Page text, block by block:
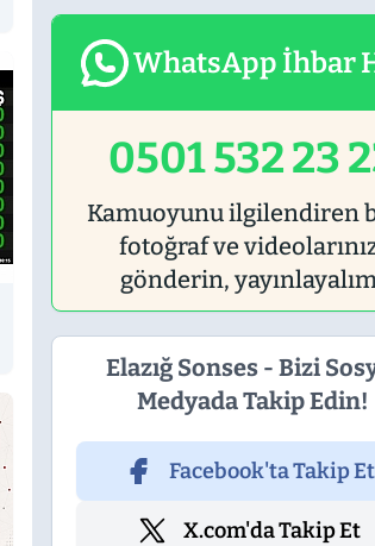
WhatsApp İhbar
0501 532 23
Kamuoyunu ilgilendiren
fotoğraf ve
gönderin,
Elazığ Sonses - Bizi
Medyada Takip Edin!
Facebook'ta Takip Et
X.com'da Takip Et